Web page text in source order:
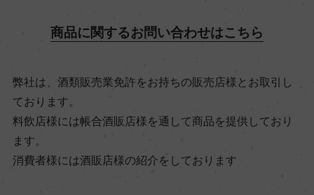
リュット・レゾネ
有機JAS認証
ー
商品に関するお問い合わせはこちら
弊社は、酒類販売業免許をお持ちの販売店様とお取引し
ております。
料飲店様には帳合酒販店様を通して商品を提供しており
ます。
消費者様には酒販店様の紹介をしております